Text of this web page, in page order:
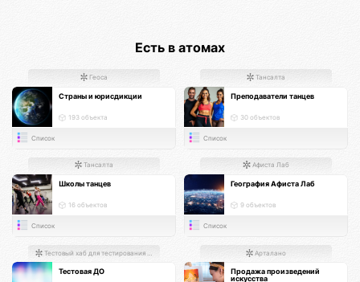
Есть в атомах
Геоса
Страны и юрисдикции
193 объекта
Список
Тансалта
Преподаватели танцев
30 объектов
Список
Тансалта
Школы танцев
16 объектов
Список
Афиста Лаб
География Афиста Лаб
9 объектов
Список
Тестовый хаб для тестирования хабов
Тестовая ДО
Арталано
Продажа произведений
искусства